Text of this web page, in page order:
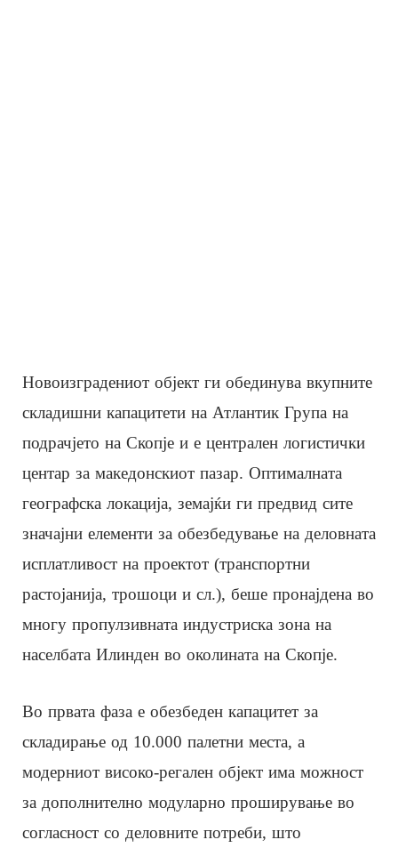
Новоизградениот објект ги обединува вкупните
складишни капацитети на Атлантик Група на
подрачјето на Скопје и е централен логистички
центар за македонскиот пазар. Оптималната
географска локација, земајќи ги предвид сите
значајни елементи за обезбедување на деловната
исплатливост на проектот (транспортни
растојанија, трошоци и сл.), беше пронајдена во
многу пропулзивната индустриска зона на
населбата Илинден во околината на Скопје.
Во првата фаза е обезбеден капацитет за
складирање од 10.000 палетни места, а
модерниот високо-регален објект има можност
за дополнително модуларно проширување во
согласност со деловните потреби, што